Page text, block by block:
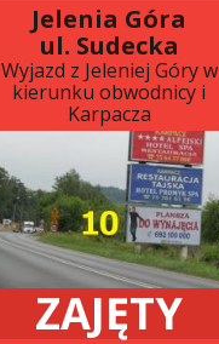
Jelenia Góra
ul. Sudecka
Wyjazd z Jeleniej Góry w
kierunku obwodnicy i
Karpacza
ZAJĘTY